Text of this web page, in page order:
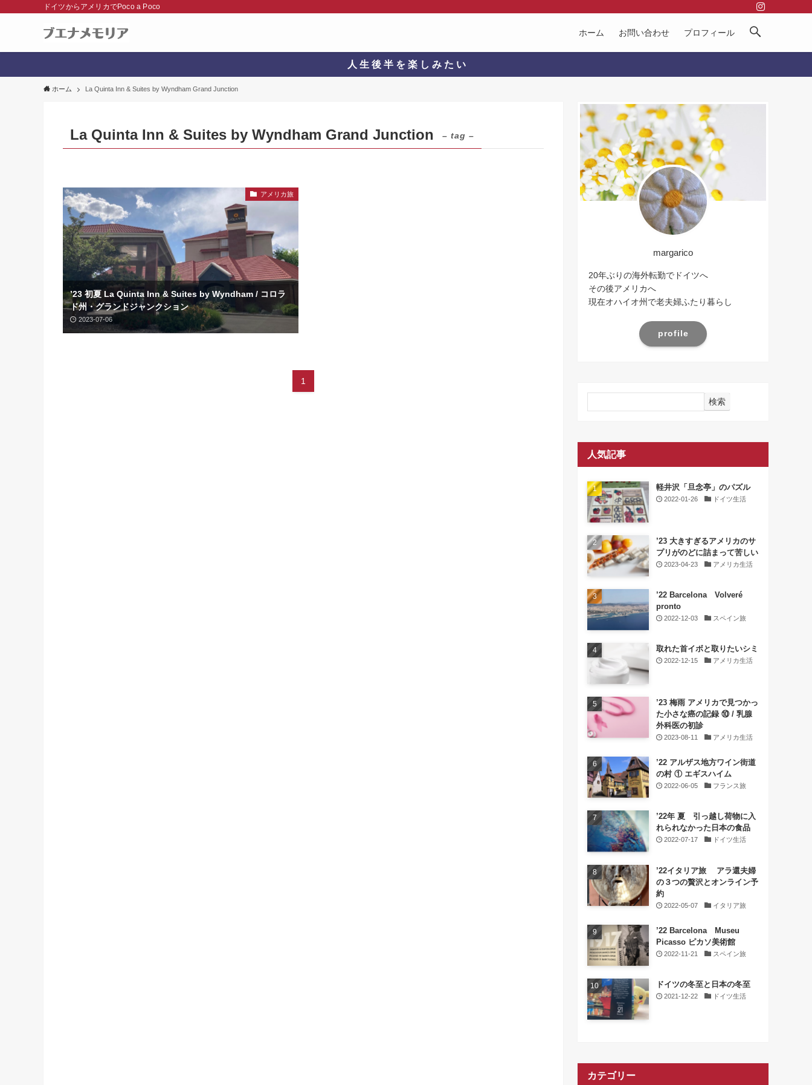
ドイツからアメリカでPoco a Poco
ホーム お問い合わせ プロフィール
人 生 後 半 を 楽 し み た い
ホーム La Quinta Inn & Suites by Wyndham Grand Junction
La Quinta Inn & Suites by Wyndham Grand Junction – tag –
アメリカ旅
’23 初夏 La Quinta Inn & Suites by Wyndham / コロラ
ド州・グランドジャンクション
2023-07-06
1
margarico
20年ぶりの海外転勤でドイツへ
その後アメリカへ
現在オハイオ州で老夫婦ふたり暮らし
profile
検索
人気記事
軽井沢「旦念亭」のパズル
2022-01-26 ドイツ生活
’23 大きすぎるアメリカのサ
プリがのどに詰まって苦しい
2023-04-23 アメリカ生活
’22 Barcelona Volveré
pronto
2022-12-03 スペイン旅
取れた首イボと取りたいシミ
2022-12-15 アメリカ生活
’23 梅雨 アメリカで見つかっ
た小さな癌の記録 ⑩ / 乳腺
外科医の初診
2023-08-11 アメリカ生活
’22 アルザス地方ワイン街道
の村 ① エギスハイム
2022-06-05 フランス旅
’22年 夏 引っ越し荷物に入
れられなかった日本の食品
2022-07-17 ドイツ生活
’22イタリア旅 アラ還夫婦
の３つの贅沢とオンライン予
約
2022-05-07 イタリア旅
’22 Barcelona Museu
Picasso ピカソ美術館
2022-11-21 スペイン旅
ドイツの冬至と日本の冬至
2021-12-22 ドイツ生活
カテゴリー